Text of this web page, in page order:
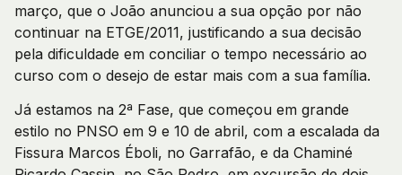
março, que o João anunciou a sua opção por não
continuar na ETGE/2011, justificando a sua decisão
pela dificuldade em conciliar o tempo necessário ao
curso com o desejo de estar mais com a sua família.
Já estamos na 2ª Fase, que começou em grande
estilo no PNSO em 9 e 10 de abril, com a escalada da
Fissura Marcos Éboli, no Garrafão, e da Chaminé